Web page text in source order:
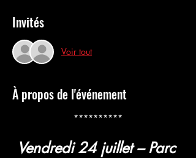
Invités
Voir tout
À propos de l'événement
**********
Vendredi 24 juillet – Parc